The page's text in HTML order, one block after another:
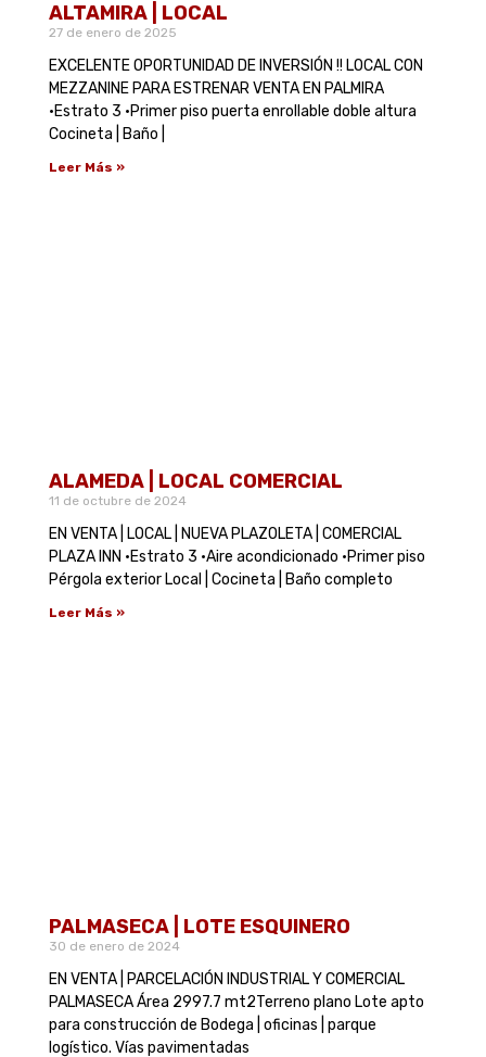
ALTAMIRA | LOCAL
27 de enero de 2025
EXCELENTE OPORTUNIDAD DE INVERSIÓN !! LOCAL CON
MEZZANINE PARA ESTRENAR VENTA EN PALMIRA
•Estrato 3 •Primer piso puerta enrollable doble altura
Cocineta | Baño |
Leer Más »
ALAMEDA | LOCAL COMERCIAL
11 de octubre de 2024
EN VENTA | LOCAL | NUEVA PLAZOLETA | COMERCIAL
PLAZA INN •Estrato 3 •Aire acondicionado •Primer piso
Pérgola exterior Local | Cocineta | Baño completo
Leer Más »
PALMASECA | LOTE ESQUINERO
30 de enero de 2024
EN VENTA | PARCELACIÓN INDUSTRIAL Y COMERCIAL
PALMASECA Área 2997.7 mt2Terreno plano Lote apto
para construcción de Bodega | oficinas | parque
logístico. Vías pavimentadas